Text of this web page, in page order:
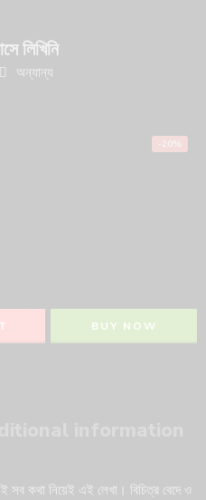
লিখিনি
অন্যান্য
-20%
BUY NOW
সব কথা নিয়েই এই লেখা। বিচিত্র বেদে ও